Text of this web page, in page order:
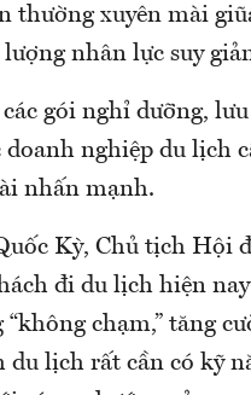
thường xuyên mài
nhân lực suy
gói nghỉ dưỡng, lưu
nghiệp du lịch
nhấn mạnh.
Kỳ, Chủ tịch Hội
đi du lịch hiện
chạm,” tăng
lịch rất cần có kỹ